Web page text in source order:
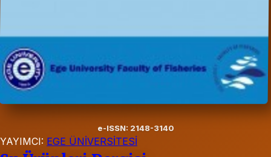
e-ISSN: 2148-3140
YAYIMCI: EGE ÜNİVERSİTESİ